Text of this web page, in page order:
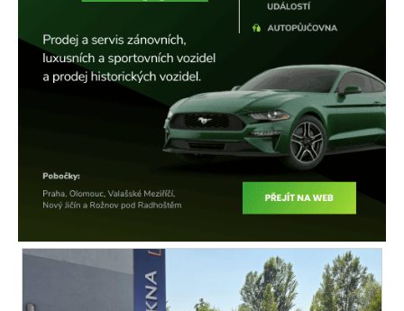
tónovaná skla
dvouzónová klimatizace
dělená zadní sedadla
parkovací senzory zadní
posilovač řízení
stabilizace podvozku (ESP)